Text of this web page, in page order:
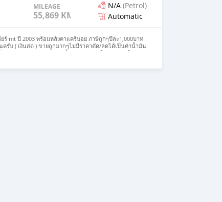
MILEAGE
55,869 KM
N/A (Petrol)
Automatic
ร์ mt ปี 2003 พร้อมหลังคาแครี่บอย ภาษีถูกๆปีละ1,000บาท
ครับ ( เงินสด ) ขายถูกมากๆไม่มีราคาตัด/ลดได้เป็นค่าน้ำมัน
ป้ายแดง สีสวยรอบคัน มีริ้วรอยตามการใช้งาน ภายในสวย
เจี๊ยบ เครื่องแห้งๆน้ำไม่ดันไม่ไอ เซอร์วิสเช็คระยะเปลี่ยน
วงล่างระบบความร้อนสภาพดีเยี่ยม ล้อแม็กซ์พร้อมยางดอก